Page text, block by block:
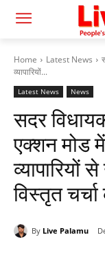
Home Latest News
व्यापारियों...
Latest News News
सदर
एक्शन मोड
विस्तृत चर्चा
By Live Palamu